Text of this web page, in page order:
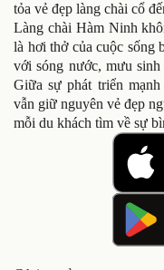
tỏa vẻ đẹp làng chài cổ
Làng chài Hàm Ninh
là hơi thở của cuộc sống
với sóng nước, mưu
Giữa sự phát triển
vẫn giữ nguyên vẻ đẹp
mỗi du khách tìm về sự